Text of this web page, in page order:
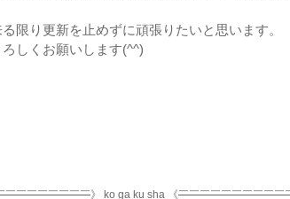
限り更新を止めずに頑張りたいと思います。
しくお願いします(^^)
￣￣￣￣￣￣￣￣》 ko ga ku sha 《￣￣￣￣￣￣￣￣￣￣